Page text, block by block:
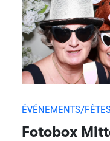
ÉVÉNEMENTS/
Fotobox